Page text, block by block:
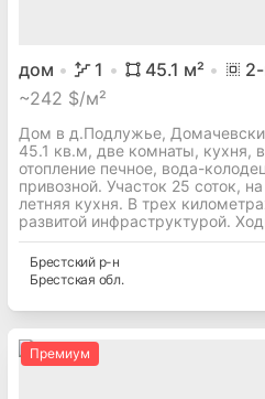
дом 1 45.1 м² 2
~242 $/м²
Дом в д.Подлужье,
45.1 кв.м, две комнаты, кухня,
отопление печное, вода-
привозной. Участок 25 соток,
летняя кухня. В трех
развитой инфраструктурой.
Брестскийр-н
Брестская обл.
Премиум